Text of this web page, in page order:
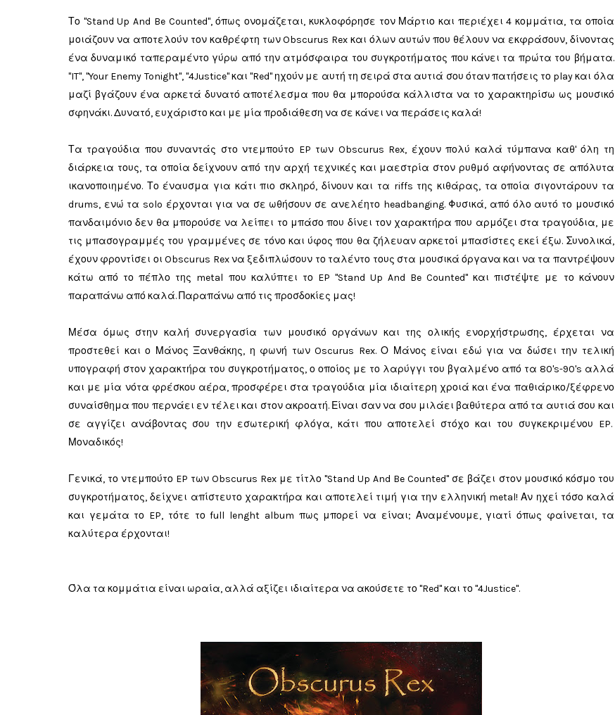
Το "Stand Up And Be Counted", όπως ονομάζεται, κυκλοφόρησε τον Μάρτιο και περιέχει 4 κομμάτια, τα οποία
μοιάζουν να αποτελούν τον καθρέφτη των Obscurus Rex και όλων αυτών που θέλουν να εκφράσουν, δίνοντας
ένα δυναμικό ταπεραμέντο γύρω από την ατμόσφαιρα του συγκροτήματος που κάνει τα πρώτα του βήματα.
"IT", "Your Enemy Tonight", "4Justice" και "Red" ηχούν με αυτή τη σειρά στα αυτιά σου όταν πατήσεις το play και όλα
μαζί βγάζουν ένα αρκετά δυνατό αποτέλεσμα που θα μπορούσα κάλλιστα να το χαρακτηρίσω ως μουσικό
σφηνάκι. Δυνατό, ευχάριστο και με μία προδιάθεση να σε κάνει να περάσεις καλά!
Τα τραγούδια που συναντάς στο ντεμπούτο EP των Obscurus Rex, έχουν πολύ καλά τύμπανα καθ' όλη τη
διάρκεια τους, τα οποία δείχνουν από την αρχή τεχνικές και μαεστρία στον ρυθμό αφήνοντας σε απόλυτα
ικανοποιημένο. Το έναυσμα για κάτι πιο σκληρό, δίνουν και τα riffs της κιθάρας, τα οποία σιγοντάρουν τα
drums, ενώ τα solo έρχονται για να σε ωθήσουν σε ανελέητο headbanging. Φυσικά, από όλο αυτό το μουσικό
πανδαιμόνιο δεν θα μπορούσε να λείπει το μπάσο που δίνει τον χαρακτήρα που αρμόζει στα τραγούδια, με
τις μπασογραμμές του γραμμένες σε τόνο και ύφος που θα ζήλευαν αρκετοί μπασίστες εκεί έξω. Συνολικά,
έχουν φροντίσει οι Obscurus Rex να ξεδιπλώσουν το ταλέντο τους στα μουσικά όργανα και να τα παντρέψουν
κάτω από το πέπλο της metal που καλύπτει το EP "Stand Up And Be Counted" και πιστέψτε με το κάνουν
παραπάνω από καλά. Παραπάνω από τις προσδοκίες μας!
Μέσα όμως στην καλή συνεργασία των μουσικό οργάνων και της ολικής ενορχήστρωσης, έρχεται να
προστεθεί και ο Μάνος Ξανθάκης, η φωνή των Oscurus Rex. Ο Μάνος είναι εδώ για να δώσει την τελική
υπογραφή στον χαρακτήρα του συγκροτήματος, ο οποίος με το λαρύγγι του βγαλμένο από τα 80's-90's αλλά
και με μία νότα φρέσκου αέρα, προσφέρει στα τραγούδια μία ιδιαίτερη χροιά και ένα παθιάρικο/ξέφρενο
συναίσθημα που περνάει εν τέλει και στον ακροατή. Είναι σαν να σου μιλάει βαθύτερα από τα αυτιά σου και
σε αγγίζει ανάβοντας σου την εσωτερική φλόγα, κάτι που αποτελεί στόχο και του συγκεκριμένου EP.
Μοναδικός!
Γενικά, το ντεμπούτο EP των Obscurus Rex με τίτλο "Stand Up And Be Counted" σε βάζει στον μουσικό κόσμο του
συγκροτήματος, δείχνει απίστευτο χαρακτήρα και αποτελεί τιμή για την ελληνική metal! Αν ηχεί τόσο καλά
και γεμάτα το EP, τότε το full lenght album πως μπορεί να είναι; Αναμένουμε, γιατί όπως φαίνεται, τα
καλύτερα έρχονται!
Όλα τα κομμάτια είναι ωραία, αλλά αξίζει ιδιαίτερα να ακούσετε το "Red" και το "4Justice".